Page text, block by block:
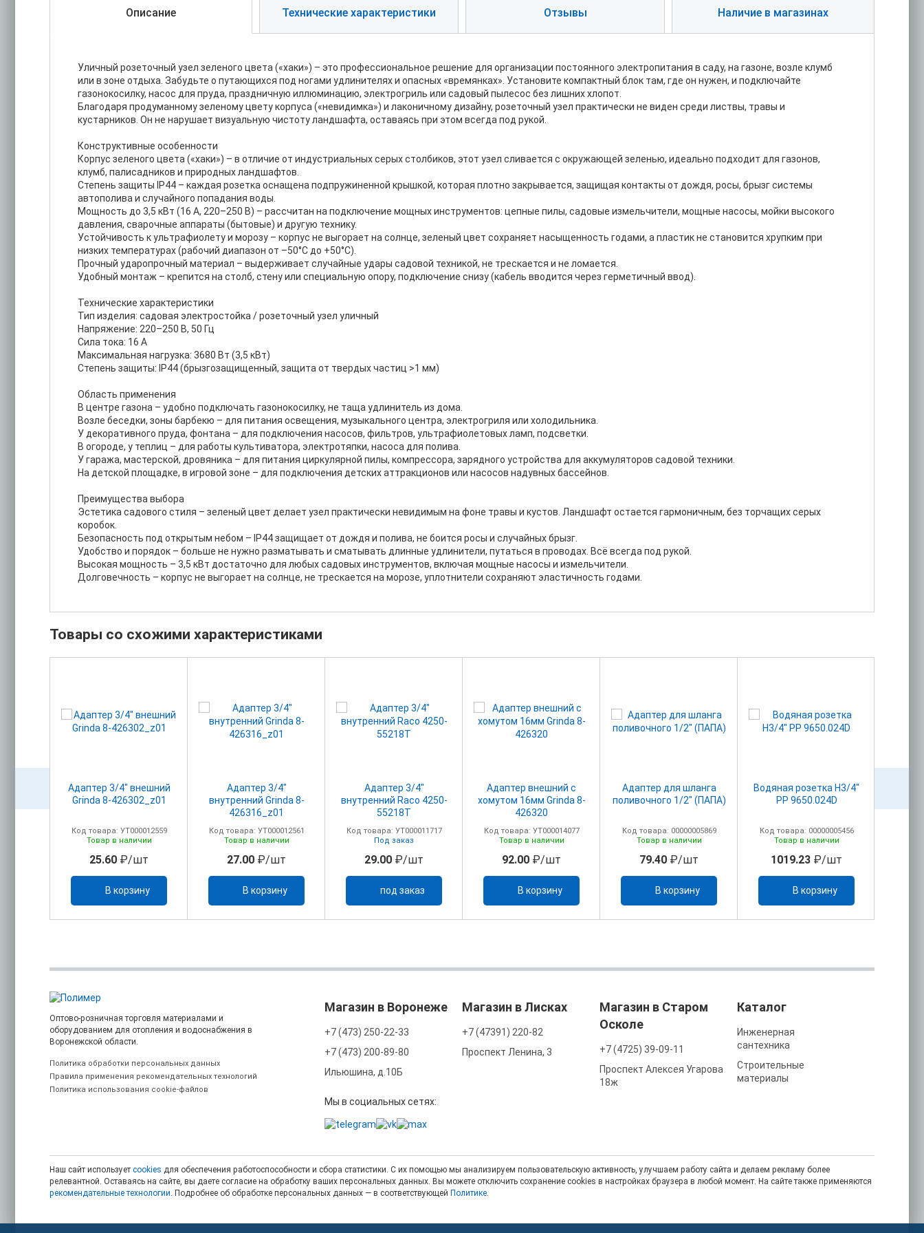
Описание Технические характеристики Отзывы Наличие в магазинах
Уличный розеточный узел зеленого цвета («хаки») – это профессиональное решение для организации постоянного электропитания в саду, на газоне, возле клумб
или в зоне отдыха. Забудьте о путающихся под ногами удлинителях и опасных «времянках». Установите компактный блок там, где он нужен, и подключайте
газонокосилку, насос для пруда, праздничную иллюминацию, электрогриль или садовый пылесос без лишних хлопот.
Благодаря продуманному зеленому цвету корпуса («невидимка») и лаконичному дизайну, розеточный узел практически не виден среди листвы, травы и
кустарников. Он не нарушает визуальную чистоту ландшафта, оставаясь при этом всегда под рукой.
Конструктивные особенности
Корпус зеленого цвета («хаки») – в отличие от индустриальных серых столбиков, этот узел сливается с окружающей зеленью, идеально подходит для газонов,
клумб, палисадников и природных ландшафтов.
Степень защиты IP44 – каждая розетка оснащена подпружиненной крышкой, которая плотно закрывается, защищая контакты от дождя, росы, брызг системы
автополива и случайного попадания воды.
Мощность до 3,5 кВт (16 А, 220–250 В) – рассчитан на подключение мощных инструментов: цепные пилы, садовые измельчители, мощные насосы, мойки высокого
давления, сварочные аппараты (бытовые) и другую технику.
Устойчивость к ультрафиолету и морозу – корпус не выгорает на солнце, зеленый цвет сохраняет насыщенность годами, а пластик не становится хрупким при
низких температурах (рабочий диапазон от –50°C до +50°C).
Прочный ударопрочный материал – выдерживает случайные удары садовой техникой, не трескается и не ломается.
Удобный монтаж – крепится на столб, стену или специальную опору, подключение снизу (кабель вводится через герметичный ввод).
Технические характеристики
Тип изделия: садовая электростойка / розеточный узел уличный
Напряжение: 220–250 В, 50 Гц
Сила тока: 16 А
Максимальная нагрузка: 3680 Вт (3,5 кВт)
Степень защиты: IP44 (брызгозащищенный, защита от твердых частиц >1 мм)
Область применения
В центре газона – удобно подключать газонокосилку, не таща удлинитель из дома.
Возле беседки, зоны барбекю – для питания освещения, музыкального центра, электрогриля или холодильника.
У декоративного пруда, фонтана – для подключения насосов, фильтров, ультрафиолетовых ламп, подсветки.
В огороде, у теплиц – для работы культиватора, электротяпки, насоса для полива.
У гаража, мастерской, дровяника – для питания циркулярной пилы, компрессора, зарядного устройства для аккумуляторов садовой техники.
На детской площадке, в игровой зоне – для подключения детских аттракционов или насосов надувных бассейнов.
Преимущества выбора
Эстетика садового стиля – зеленый цвет делает узел практически невидимым на фоне травы и кустов. Ландшафт остается гармоничным, без торчащих серых
коробок.
Безопасность под открытым небом – IP44 защищает от дождя и полива, не боится росы и случайных брызг.
Удобство и порядок – больше не нужно разматывать и сматывать длинные удлинители, путаться в проводах. Всё всегда под рукой.
Высокая мощность – 3,5 кВт достаточно для любых садовых инструментов, включая мощные насосы и измельчители.
Долговечность – корпус не выгорает на солнце, не трескается на морозе, уплотнители сохраняют эластичность годами.
Товары со схожими характеристиками
Адаптер 3/4" внешний
Grinda 8-426302_z01
Код товара: УТ000012559
Товар в наличии
25.60 ₽/шт
В корзину
Адаптер 3/4"
внутренний Grinda 8-
426316_z01
Код товара: УТ000012561
Товар в наличии
27.00 ₽/шт
В корзину
Адаптер 3/4"
внутренний Raco 4250-
55218Т
Код товара: УТ000011717
Под заказ
29.00 ₽/шт
под заказ
Адаптер внешний с
хомутом 16мм Grinda 8-
426320
Код товара: УТ000014077
Товар в наличии
92.00 ₽/шт
В корзину
Адаптер для шланга
поливочного 1/2" (ПАПА)
Код товара: 00000005869
Товар в наличии
79.40 ₽/шт
В корзину
Водяная розетка Н3/4"
PP 9650.024D
Код товара: 00000005456
Товар в наличии
1019.23 ₽/шт
В корзину
Оптово-розничная торговля материалами и
оборудованием для отопления и водоснабжения в
Воронежской области.
Политика обработки персональных данных
Правила применения рекомендательных технологий
Политика использования cookie-файлов
Магазин в Воронеже
+7 (473) 250-22-33
+7 (473) 200-89-80
Ильюшина, д.10Б
Мы в социальных сетях:
Магазин в Лисках
+7 (47391) 220-82
Проспект Ленина, 3
Магазин в Старом
Осколе
+7 (4725) 39-09-11
Проспект Алексея Угарова
18ж
Каталог
Инженерная
сантехника
Строительные
материалы
Наш сайт использует cookies для обеспечения работоспособности и сбора статистики. С их помощью мы анализируем пользовательскую активность, улучшаем работу сайта и делаем рекламу более
релевантной. Оставаясь на сайте, вы даете согласие на обработку ваших персональных данных. Вы можете отключить сохранение cookies в настройках браузера в любой момент. На сайте также применяются
рекомендательные технологии . Подробнее об обработке персональных данных — в соответствующей Политике